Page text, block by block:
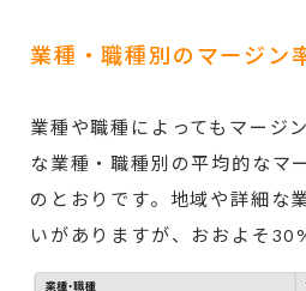
業種・職種別のマージン
業種や職種によってもマージ
な業種・職種別の平均的なマ
のとおりです。地域や詳細な
いがありますが、おおよそ